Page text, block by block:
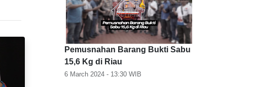
Pemusnahan Barang Bukti Sabu
15,6 Kg di Riau
6 March 2024 - 13:30 WIB